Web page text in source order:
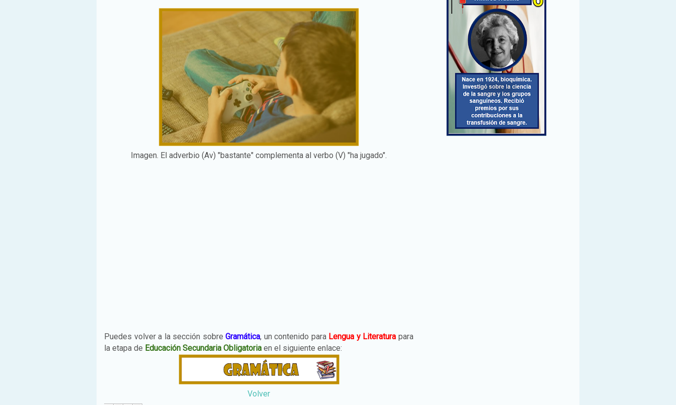
Imagen. El adverbio (Av) "bastante" complementa al verbo (V) "ha jugado".
Puedes volver a la sección sobreGramática, un contenido para Lengua y Literatura para
la etapa de Educación Secundaria Obligatoria en el siguiente enlace:
Volver